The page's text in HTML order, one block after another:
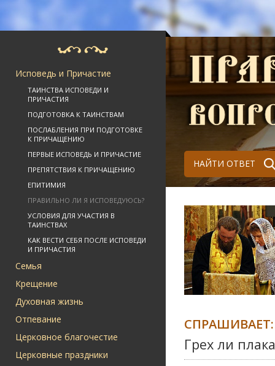
Исповедь и Причастие
ТАИНСТВА ИСПОВЕДИ И
ПРИЧАСТИЯ
ПОДГОТОВКА К ТАИНСТВАМ
ПОСЛАБЛЕНИЯ ПРИ ПОДГОТОВКЕ
К ПРИЧАЩЕНИЮ
ПЕРВЫЕ ИСПОВЕДЬ И ПРИЧАСТИЕ
ПРЕПЯТСТВИЯ К ПРИЧАЩЕНИЮ
ЕПИТИМИЯ
ПРАВИЛЬНО ЛИ Я ИСПОВЕДУЮСЬ?
УСЛОВИЯ ДЛЯ УЧАСТИЯ В
ТАИНСТВАХ
КАК ВЕСТИ СЕБЯ ПОСЛЕ ИСПОВЕДИ
И ПРИЧАСТИЯ
Семья
Крещение
Духовная жизнь
Отпевание
Церковное благочестие
Церковные праздники
НАЙТИ ОТВЕТ
СПРАШИВАЕТ:
Грех ли